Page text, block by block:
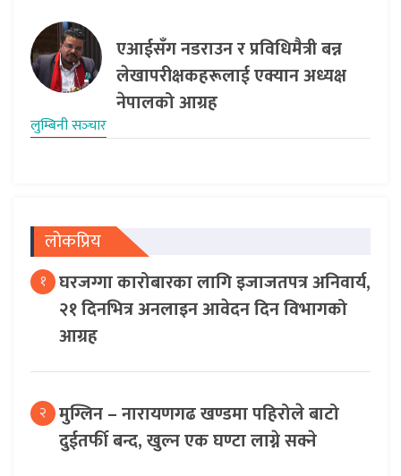
एआईसँग नडराउन र प्रविधिमैत्री बन्न
लेखापरीक्षकहरूलाई एक्यान अध्यक्ष
नेपालको आग्रह
लुम्बिनी सञ्‍चार
लोकप्रिय
१ घरजग्गा कारोबारका लागि इजाजतपत्र अनिवार्य,
२१ दिनभित्र अनलाइन आवेदन दिन विभागको
आग्रह
२ मुग्लिन – नारायणगढ खण्डमा पहिरोले बाटो
दुईतर्फी बन्द, खुल्न एक घण्टा लाग्ने सक्ने